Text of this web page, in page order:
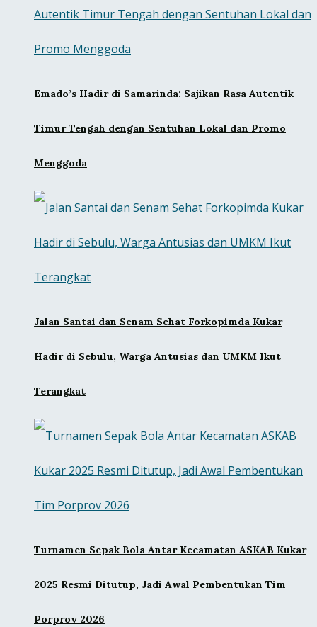
Emado’s Hadir di Samarinda: Sajikan Rasa Autentik
Timur Tengah dengan Sentuhan Lokal dan Promo
Menggoda
Jalan Santai dan Senam Sehat Forkopimda Kukar
Hadir di Sebulu, Warga Antusias dan UMKM Ikut
Terangkat
Turnamen Sepak Bola Antar Kecamatan ASKAB Kukar
2025 Resmi Ditutup, Jadi Awal Pembentukan Tim
Porprov 2026